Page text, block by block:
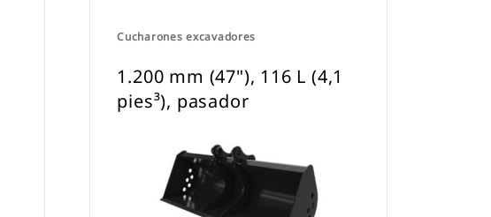
Cucharones excavadores
1.200 mm (47"), 116 L (4,1
pies³), pasador